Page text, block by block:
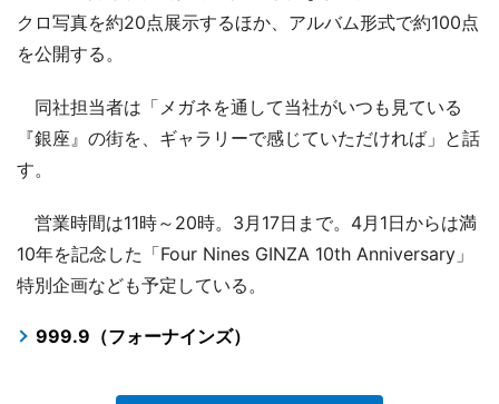
クロ写真を約20点展示するほか、アルバム形式で約100点
を公開する。
同社担当者は「メガネを通して当社がいつも見ている
『銀座』の街を、ギャラリーで感じていただければ」と話
す。
営業時間は11時～20時。3月17日まで。4月1日からは満
10年を記念した「Four Nines GINZA 10th Anniversary」
特別企画なども予定している。
999.9（フォーナインズ）